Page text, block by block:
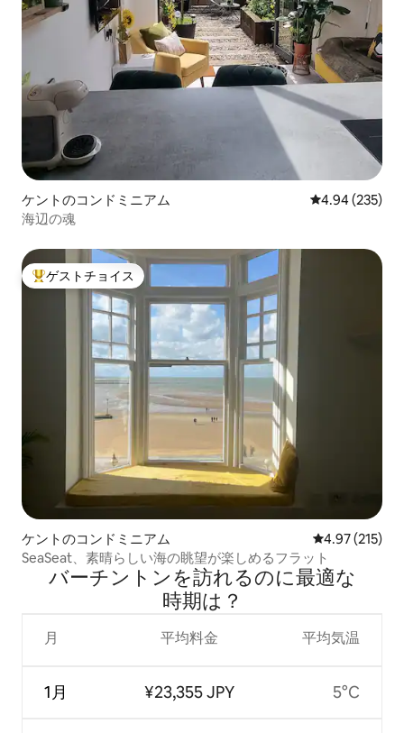
ケントのコンドミニアム レビュー235
4.94 (235)
海辺の魂
大好評のゲストチョイスです。
ゲストチョイス
ケントのコンドミニアム レビュー215
4.97 (215)
SeaSeat、素晴らしい海の眺望が楽しめるフラット
バーチントンを訪⁠れ⁠るの⁠に最⁠適⁠な
時⁠期⁠は⁠？
月
1月
平均料金
¥23,355 JPY
平均気温
5°C